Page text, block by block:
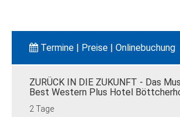
Termine | Preise | Onlinebuchung
ZURÜCK IN DIE ZUKUNFT - Das
Best Western Plus Hotel
2 Tage